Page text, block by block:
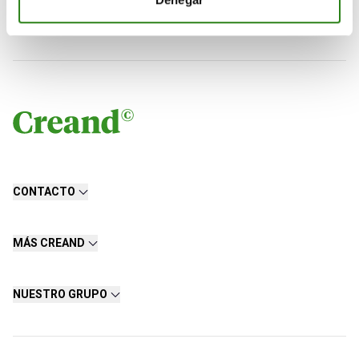
Asset Management en Andorra
CONTACTO
MÁS CREAND
NUESTRO GRUPO